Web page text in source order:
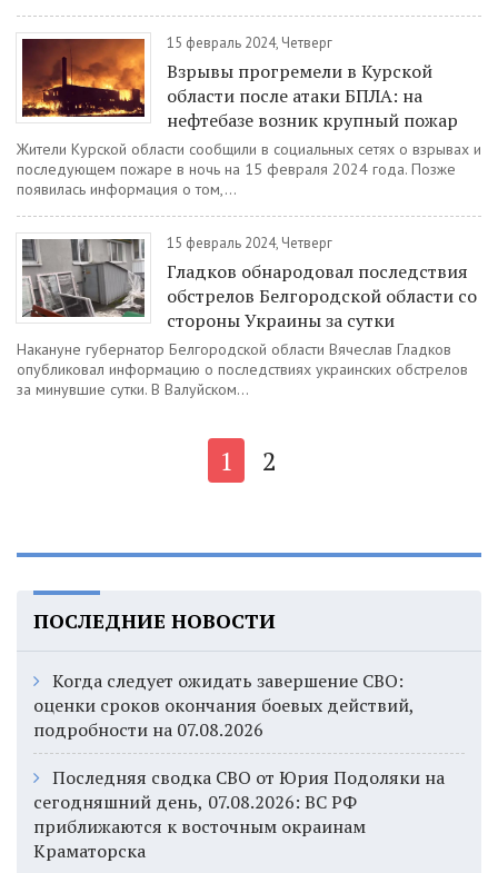
15 февраль 2024, Четверг
Взрывы прогремели в Курской
области после атаки БПЛА: на
нефтебазе возник крупный пожар
Жители Курской области сообщили в социальных сетях о взрывах и
последующем пожаре в ночь на 15 февраля 2024 года. Позже
появилась информация о том,...
15 февраль 2024, Четверг
Гладков обнародовал последствия
обстрелов Белгородской области со
стороны Украины за сутки
Накануне губернатор Белгородской области Вячеслав Гладков
опубликовал информацию о последствиях украинских обстрелов
за минувшие сутки. В Валуйском...
1 2
ПОСЛЕДНИЕ НОВОСТИ
Когда следует ожидать завершение СВО:
оценки сроков окончания боевых действий,
подробности на 07.08.2026
Последняя сводка СВО от Юрия Подоляки на
сегодняшний день, 07.08.2026: ВС РФ
приближаются к восточным окраинам
Краматорска